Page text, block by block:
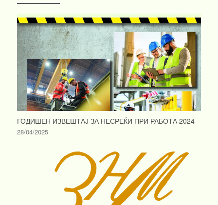
ГОДИШЕН ИЗВЕШТАЈ ЗА НЕСРЕЌИ ПРИ РАБОТА 2024
28/04/2025